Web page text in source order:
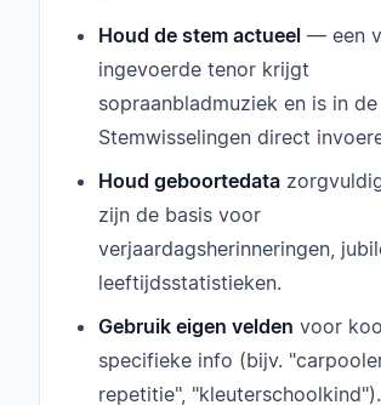
Houd de stem actueel — een
ingevoerde tenor krijgt
sopraanbladmuziek en is in de
Stemwisselingen direct
Houd geboortedata
zijn de basis voor
verjaardagsherinneringen,
leeftijdsstatistieken.
Gebruik eigen velden voor
specifieke info (bijv.
repetitie",